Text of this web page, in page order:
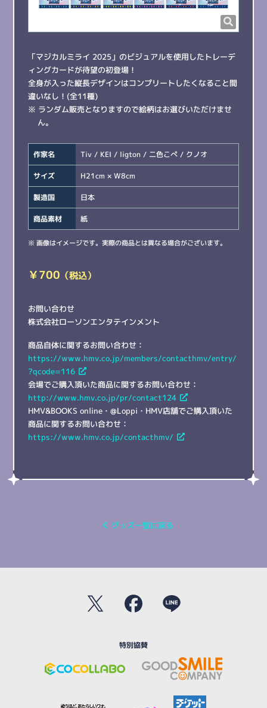
「マジカルミライ 2025」のビジュアルを使用したトレーデ
ィングカードが待望の初登場！
全身が入った縦長デザインはコンプリートしたくなること間
違いなし！(全11種)
※ ランダム販売となりますので絵柄はお選びいただけませ
ん。
作家名 Tiv / KEI / ligton / 二色こぺ / クノオ
サイズ H21cm × W8cm
製造国 日本
商品素材 紙
※ 画像はイメージです。実際の商品とは異なる場合がございます。
￥700 （税込）
お問い合わせ
株式会社ローソンエンタテインメント
商品自体に関するお問い合わせ：
https://www.hmv.co.jp/members/contacthmv/entry/
?qcode=116
会場でご購入頂いた商品に関するお問い合わせ：
http://www.hmv.co.jp/pr/contact124
HMV&BOOKS online・@Loppi・HMV店舗でご購入頂いた
商品に関するお問い合わせ：
https://www.hmv.co.jp/contacthmv/
グッズ一覧に戻る
特別協賛